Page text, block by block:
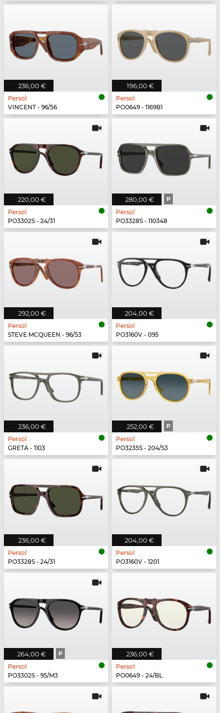
236,00 €
Persol
VINCENT - 96/56
196,00 €
Persol
PO0649 - 1169B1
220,00 €
Persol
PO3302S - 24/31
280,00 € P
Persol
PO3328S - 110348
292,00 €
Persol
STEVE MCQUEEN - 96/53
204,00 €
Persol
PO3160V - 095
236,00 €
Persol
GRETA - 1103
252,00 € P
Persol
PO3235S - 204/S3
236,00 €
Persol
PO3328S - 24/31
204,00 €
Persol
PO3160V - 1201
264,00 € P
Persol
PO3302S - 95/M3
236,00 €
Persol
PO0649 - 24/BL